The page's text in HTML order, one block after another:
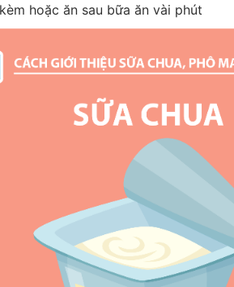
hoặc ăn sau bữa ăn vài phút